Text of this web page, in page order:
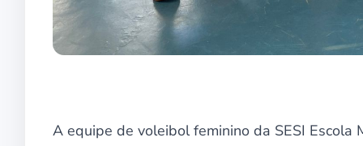
A equipe de voleibol feminino da SESI Escola